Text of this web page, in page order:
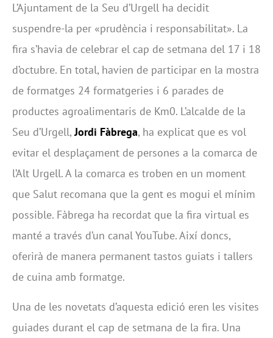
L’Ajuntament de la Seu d’Urgell ha decidit
suspendre-la per «prudència i responsabilitat». La
fira s’havia de celebrar el cap de setmana del 17 i 18
d’octubre. En total, havien de participar en la mostra
de formatges 24 formatgeries i 6 parades de
productes agroalimentaris de Km0. L’alcalde de la
Seu d’Urgell,Jordi Fàbrega, ha explicat que es vol
evitar el desplaçament de persones a la comarca de
l’Alt Urgell. A la comarca es troben en un moment
que Salut recomana que la gent es mogui el mínim
possible. Fàbrega ha recordat que la fira virtual es
manté a través d’un canal YouTube. Així doncs,
oferirà de manera permanent tastos guiats i tallers
de cuina amb formatge.
Una de les novetats d’aquesta edició eren les visites
guiades durant el cap de setmana de la fira. Una